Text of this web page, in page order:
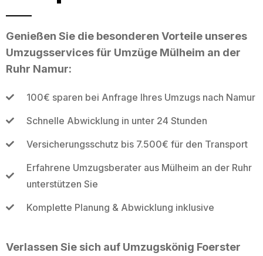
Genießen Sie die besonderen Vorteile unseres
Umzugsservices für Umzüge Mülheim an der
Ruhr Namur:
100€ sparen bei Anfrage Ihres Umzugs nach Namur
Schnelle Abwicklung in unter 24 Stunden
Versicherungsschutz bis 7.500€ für den Transport
Erfahrene Umzugsberater aus Mülheim an der Ruhr
unterstützen Sie
Komplette Planung & Abwicklung inklusive
Verlassen Sie sich auf Umzugskönig Foerster